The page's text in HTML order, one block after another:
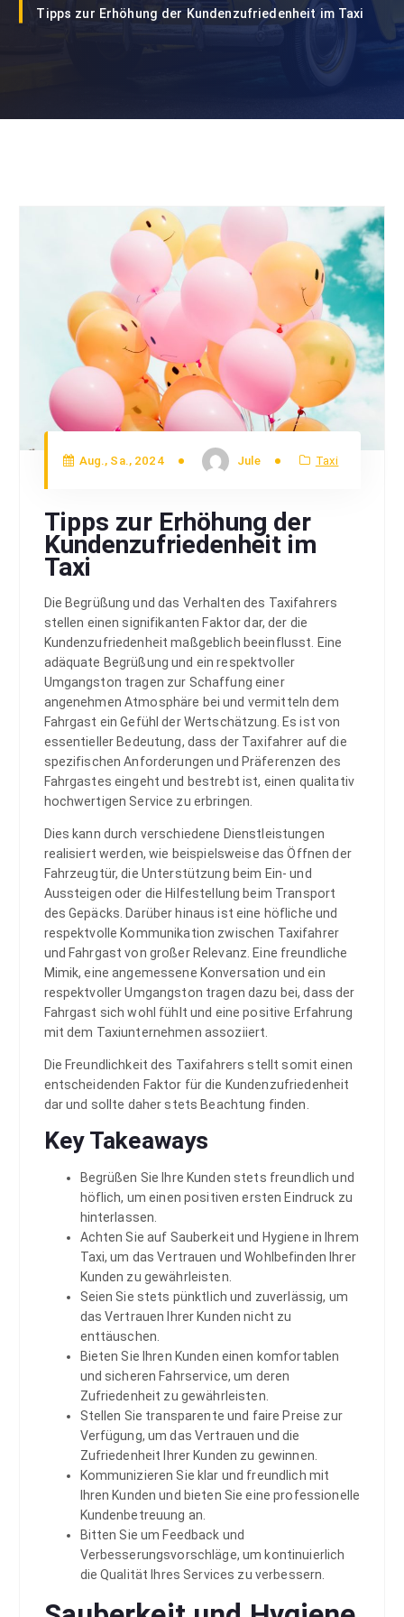
Tipps zur Erhöhung der Kundenzufriedenheit im Taxi
Aug., Sa., 2024 Jule Taxi
Tipps zur Erhöhung der
Kundenzufriedenheit im
Taxi
Die Begrüßung und das Verhalten des Taxifahrers
stellen einen signifikanten Faktor dar, der die
Kundenzufriedenheit maßgeblich beeinflusst. Eine
adäquate Begrüßung und ein respektvoller
Umgangston tragen zur Schaffung einer
angenehmen Atmosphäre bei und vermitteln dem
Fahrgast ein Gefühl der Wertschätzung. Es ist von
essentieller Bedeutung, dass der Taxifahrer auf die
spezifischen Anforderungen und Präferenzen des
Fahrgastes eingeht und bestrebt ist, einen qualitativ
hochwertigen Service zu erbringen.
Dies kann durch verschiedene Dienstleistungen
realisiert werden, wie beispielsweise das Öffnen der
Fahrzeugtür, die Unterstützung beim Ein- und
Aussteigen oder die Hilfestellung beim Transport
des Gepäcks. Darüber hinaus ist eine höfliche und
respektvolle Kommunikation zwischen Taxifahrer
und Fahrgast von großer Relevanz. Eine freundliche
Mimik, eine angemessene Konversation und ein
respektvoller Umgangston tragen dazu bei, dass der
Fahrgast sich wohl fühlt und eine positive Erfahrung
mit dem Taxiunternehmen assoziiert.
Die Freundlichkeit des Taxifahrers stellt somit einen
entscheidenden Faktor für die Kundenzufriedenheit
dar und sollte daher stets Beachtung finden.
Key Takeaways
Begrüßen Sie Ihre Kunden stets freundlich und
höflich, um einen positiven ersten Eindruck zu
hinterlassen.
Achten Sie auf Sauberkeit und Hygiene in Ihrem
Taxi, um das Vertrauen und Wohlbefinden Ihrer
Kunden zu gewährleisten.
Seien Sie stets pünktlich und zuverlässig, um
das Vertrauen Ihrer Kunden nicht zu
enttäuschen.
Bieten Sie Ihren Kunden einen komfortablen
und sicheren Fahrservice, um deren
Zufriedenheit zu gewährleisten.
Stellen Sie transparente und faire Preise zur
Verfügung, um das Vertrauen und die
Zufriedenheit Ihrer Kunden zu gewinnen.
Kommunizieren Sie klar und freundlich mit
Ihren Kunden und bieten Sie eine professionelle
Kundenbetreuung an.
Bitten Sie um Feedback und
Verbesserungsvorschläge, um kontinuierlich
die Qualität Ihres Services zu verbessern.